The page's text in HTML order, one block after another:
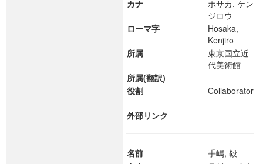
カナ
ホサカ, ケン
ジロウ
ローマ字
Hosaka,
Kenjiro
所属
東京国立近
代美術館
所属(翻訳)
役割
Collaborator
外部リンク
名前
手嶋, 毅